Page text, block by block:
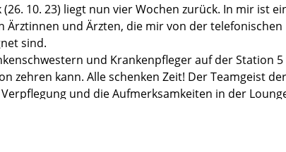
10. 23) liegt nun vier Wochen zurück. In mir ist
Ärztinnen und Ärzten, die mir von der
sind.
und Krankenpfleger auf der Station
kann. Alle schenken Zeit! Der Teamgeist
und die Aufmerksamkeiten in der
Wiederherstellung auch der Kontinenz.
wurde.